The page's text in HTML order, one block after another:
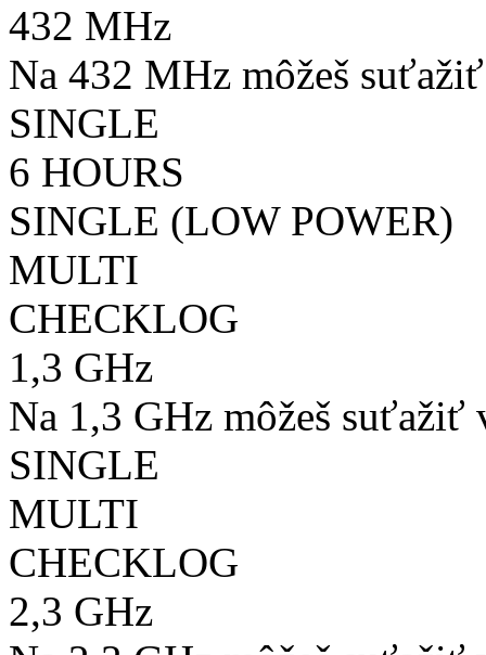
432 MHz
Na 432 MHz môžeš
SINGLE
6 HOURS
SINGLE (LOW POWER)
MULTI
CHECKLOG
1,3 GHz
Na 1,3 GHz môžeš suťažiť
SINGLE
MULTI
CHECKLOG
2,3 GHz